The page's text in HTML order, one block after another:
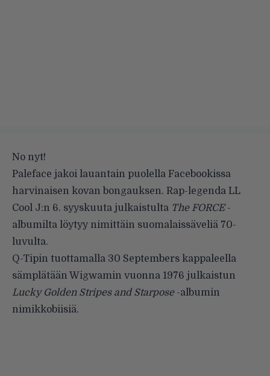
No nyt!
Paleface jakoi lauantain puolella Facebookissa
harvinaisen kovan bongauksen. Rap-legenda LL
Cool J:n 6. syyskuuta julkaistulta The FORCE-
albumilta löytyy nimittäin suomalaissäveliä 70-
luvulta.
Q-Tipin tuottamalla 30 Septembers kappaleella
sämplätään Wigwamin vuonna 1976 julkaistun
Lucky Golden Stripes and Starpose-albumin
nimikkobiisiä.